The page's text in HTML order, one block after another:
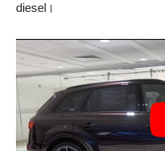
diesel।